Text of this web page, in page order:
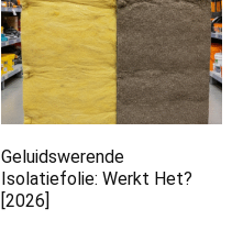
Geluidswerende
Isolatiefolie: Werkt Het?
[2026]